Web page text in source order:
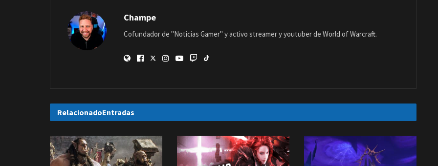
Champe
Cofundador de "Noticias Gamer" y activo streamer y youtuber de World of Warcraft.
RelacionadoEntradas